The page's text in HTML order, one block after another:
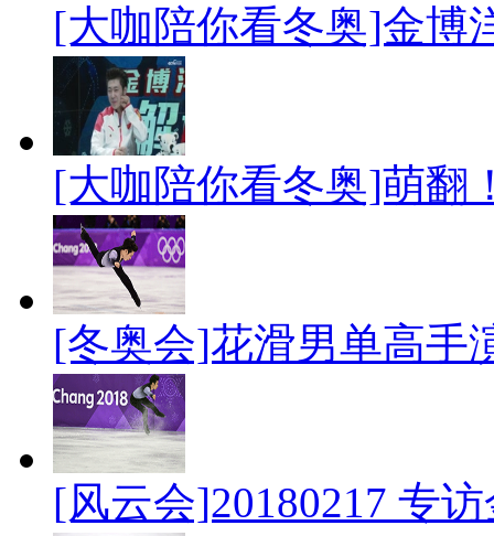
[大咖陪你看冬奥]金博
[大咖陪你看冬奥]萌翻
[冬奥会]花滑男单高手
[风云会]20180217 专